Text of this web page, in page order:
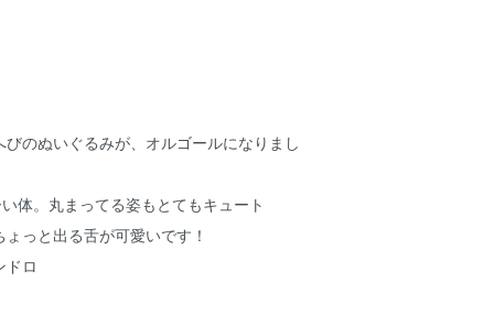
びのぬいぐるみが、オルゴールになりまし
体。丸まってる姿もとてもキュート
っと出る舌が可愛いです！
ドロ